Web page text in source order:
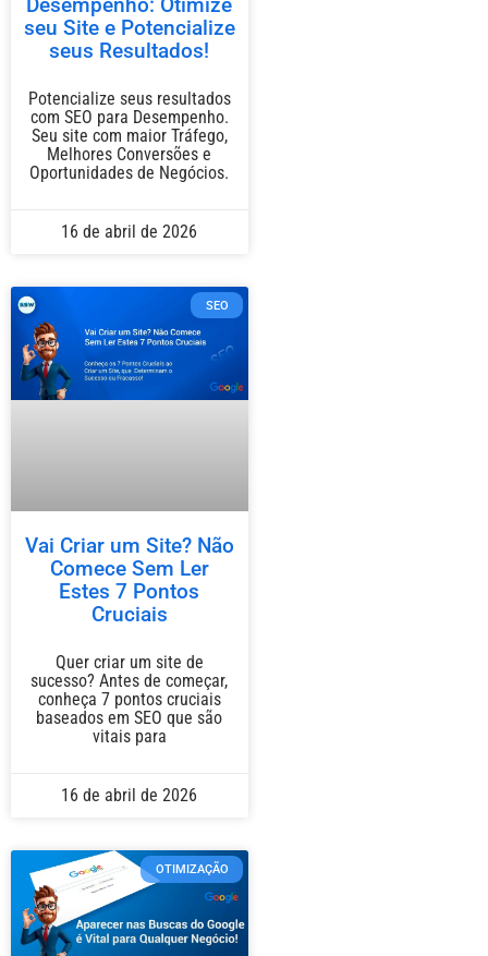
Desempenho: Otimize
seu Site e Potencialize
seus Resultados!
Potencialize seus resultados
com SEO para Desempenho.
Seu site com maior Tráfego,
Melhores Conversões e
Oportunidades de Negócios.
16 de abril de 2026
SEO
Vai Criar um Site? Não
Comece Sem Ler
Estes 7 Pontos
Cruciais
Quer criar um site de
sucesso? Antes de começar,
conheça 7 pontos cruciais
baseados em SEO que são
vitais para
16 de abril de 2026
OTIMIZAÇÃO